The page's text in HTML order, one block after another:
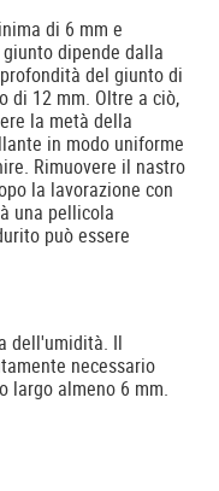
di 6 mm e
dipende dalla
del giunto di
di 12 mm. Oltre a ciò,
la metà della
in modo uniforme
Rimuovere il nastro
la lavorazione con
una pellicola
può essere
dell'umidità. Il
necessario
largo almeno 6 mm.